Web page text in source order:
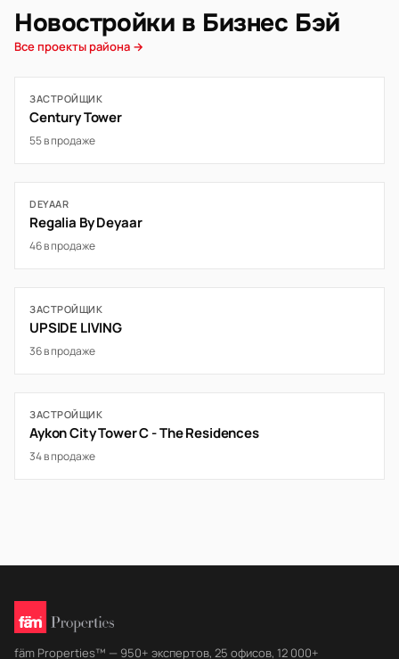
Новостройки в Бизнес Бэй
Все проекты района →
ЗАСТРОЙЩИК
Century Tower
55 в продаже
DEYAAR
Regalia By Deyaar
46 в продаже
ЗАСТРОЙЩИК
UPSIDE LIVING
36 в продаже
ЗАСТРОЙЩИК
Aykon City Tower C - The Residences
34 в продаже
fäm Properties™ — 950+ экспертов, 25 офисов, 12 000+